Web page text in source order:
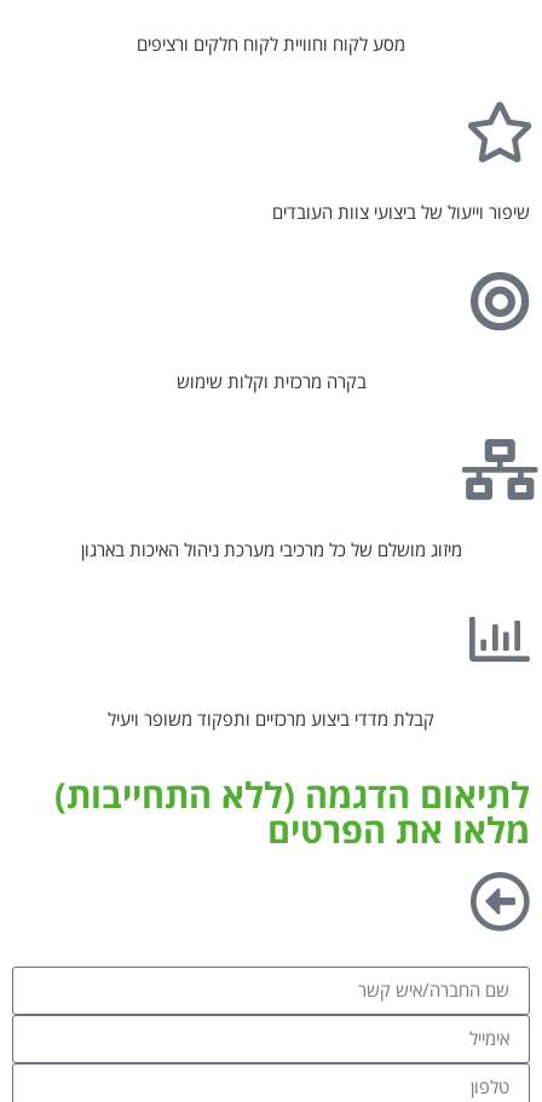
מסע לקוח וחוויית לקוח חלקים ורציפים
שיפור וייעול של ביצועי צוות העובדים
בקרה מרכזית וקלות שימוש
מיזוג מושלם של כל מרכיבי מערכת ניהול האיכות בארגון
קבלת מדדי ביצוע מרכזיים ותפקוד משופר ויעיל
לתיאום הדגמה (ללא התחייבות)
מלאו את הפרטים